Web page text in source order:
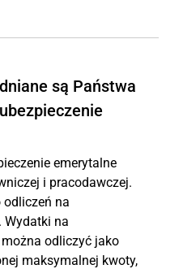
są Państwa
emerytalne
i pracodawczej.
odliczeń na
Wydatki na
odliczyć jako
maksymalnej kwoty,